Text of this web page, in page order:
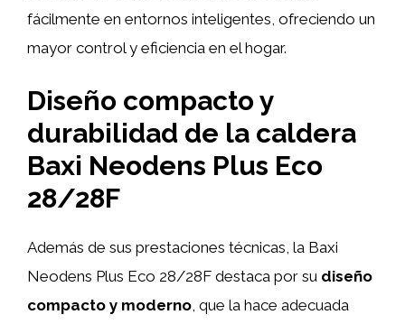
fácilmente en entornos inteligentes, ofreciendo un
mayor control y eficiencia en el hogar.
Diseño compacto y
durabilidad de la caldera
Baxi Neodens Plus Eco
28/28F
Además de sus prestaciones técnicas, la Baxi
Neodens Plus Eco 28/28F destaca por su diseño
compacto y moderno, que la hace adecuada